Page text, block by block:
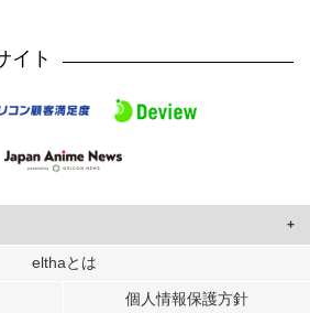
イト
して、ユーザーに合わせたコンテンツや広告の
elthaとは
個人情報保護方針